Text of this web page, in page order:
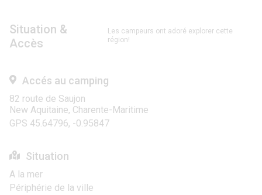
Situation &
Accès
Les campeurs ont adoré explorer cette
région!
Accés au camping
82 route de Saujon
New Aquitaine, Charente-Maritime
GPS 45.64796, -0.95847
Situation
A la mer
Périphérie de la ville